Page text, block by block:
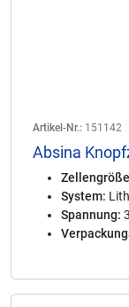
Artikel-Nr.: 151142
Absina
System:
Spannung: